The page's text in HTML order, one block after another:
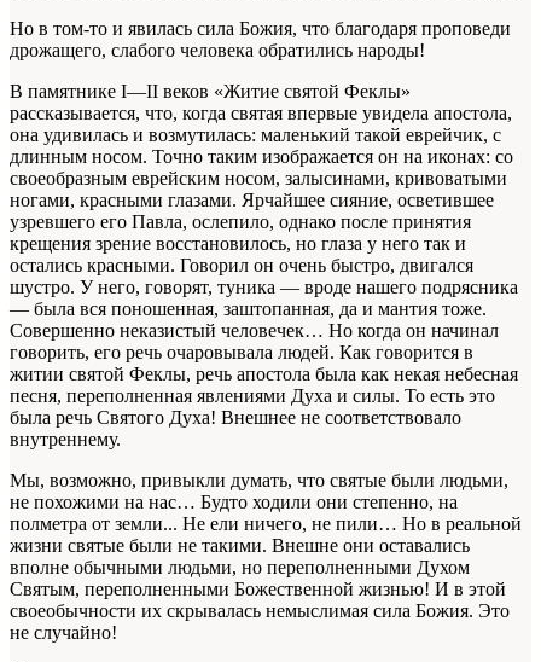
Но в том-то и явилась сила Божия, что благодаря проповеди
дрожащего, слабого человека обратились народы!
В памятнике I—II веков «Житие святой Феклы»
рассказывается, что, когда святая впервые увидела апостола,
она удивилась и возмутилась: маленький такой еврейчик, с
длинным носом. Точно таким изображается он на иконах: со
своеобразным еврейским носом, залысинами, кривоватыми
ногами, красными глазами. Ярчайшее сияние, осветившее
узревшего его Павла, ослепило, однако после принятия
крещения зрение восстановилось, но глаза у него так и
остались красными. Говорил он очень быстро, двигался
шустро. У него, говорят, туника — вроде нашего подрясника
— была вся поношенная, заштопанная, да и мантия тоже.
Совершенно неказистый человечек… Но когда он начинал
говорить, его речь очаровывала людей. Как говорится в
житии святой Феклы, речь апостола была как некая небесная
песня, переполненная явлениями Духа и силы. То есть это
была речь Святого Духа! Внешнее не соответствовало
внутреннему.
Мы, возможно, привыкли думать, что святые были людьми,
не похожими на нас… Будто ходили они степенно, на
полметра от земли... Не ели ничего, не пили… Но в реальной
жизни святые были не такими. Внешне они оставались
вполне обычными людьми, но переполненными Духом
Святым, переполненными Божественной жизнью! И в этой
своеобычности их скрывалась немыслимая сила Божия. Это
не случайно!